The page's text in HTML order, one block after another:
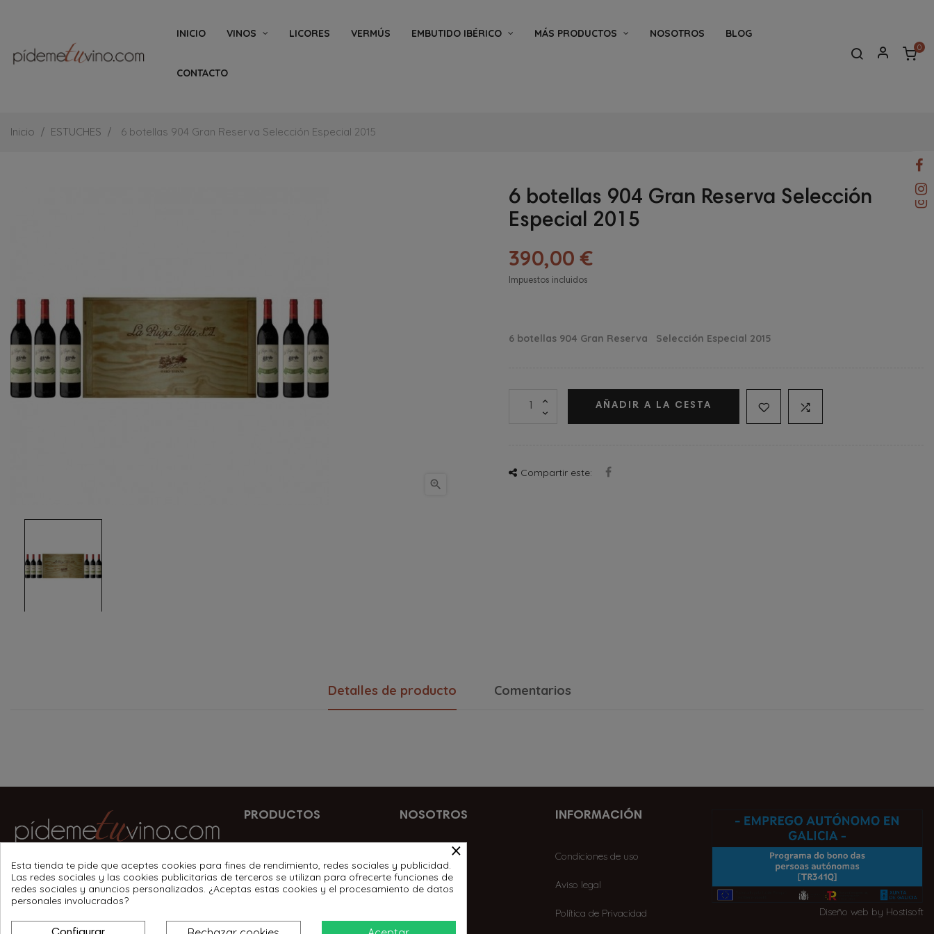
INICIO VINOS LICORES VERMÚS EMBUTIDO IBÉRICO MÁS PRODUCTOS NOSOTROS BLOG
CONTACTO
0
Inicio ESTUCHES 6 botellas 904 Gran Reserva Selección Especial 2015

6 botellas 904 Gran Reserva Selección
Especial 2015
390,00 €
Impuestos incluidos
6 botellas 904 Gran Reserva Selección Especial 2015
AÑADIR A LA CESTA
Compartir este:
Detalles de producto Comentarios
Carmen Santiso 1 entreplanta A, 15840
Santa Comba
639 342 985
PRODUCTOS
Licores
NOSOTROS
Contactar
INFORMACIÓN
Condiciones de uso
Aviso legal
Política de Privacidad Diseño web by Hostisoft
×
Esta tienda te pide que aceptes cookies para fines de rendimiento, redes sociales y publicidad.
Las redes sociales y las cookies publicitarias de terceros se utilizan para ofrecerte funciones de
redes sociales y anuncios personalizados. ¿Aceptas estas cookies y el procesamiento de datos
personales involucrados?